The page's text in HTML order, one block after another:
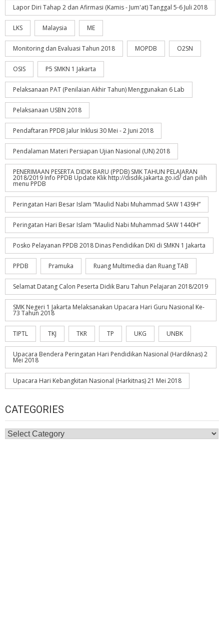
Lapor Diri Tahap 2 dan Afirmasi (Kamis - Jum'at) Tanggal 5-6 Juli 2018
LKS Malaysia ME
Monitoring dan Evaluasi Tahun 2018 MOPDB O2SN
OSIS P5 SMKN 1 Jakarta
Pelaksanaan PAT (Penilaian Akhir Tahun) Menggunakan 6 Lab
Pelaksanaan USBN 2018
Pendaftaran PPDB Jalur Inklusi 30 Mei - 2 Juni 2018
Pendalaman Materi Persiapan Ujian Nasional (UN) 2018
PENERIMAAN PESERTA DIDIK BARU (PPDB) SMK TAHUN PELAJARAN
2018/2019 Info PPDB Update Klik http://disdik.jakarta.go.id/ dan pilih
menu PPDB
Peringatan Hari Besar Islam “Maulid Nabi Muhammad SAW 1439H”
Peringatan Hari Besar Islam “Maulid Nabi Muhammad SAW 1440H”
Posko Pelayanan PPDB 2018 Dinas Pendidikan DKI di SMKN 1 Jakarta
PPDB Pramuka Ruang Multimedia dan Ruang TAB
Selamat Datang Calon Peserta Didik Baru Tahun Pelajaran 2018/2019
SMK Negeri 1 Jakarta Melaksanakan Upacara Hari Guru Nasional Ke-
73 Tahun 2018
TIPTL TKJ TKR TP UKG UNBK
Upacara Bendera Peringatan Hari Pendidikan Nasional (Hardiknas) 2
Mei 2018
Upacara Hari Kebangkitan Nasional (Harkitnas) 21 Mei 2018
CATEGORIES
Categories